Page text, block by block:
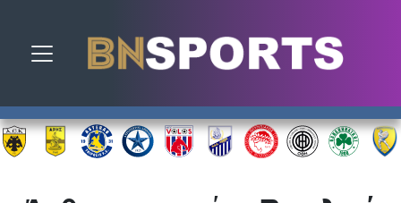
Toggle navigation